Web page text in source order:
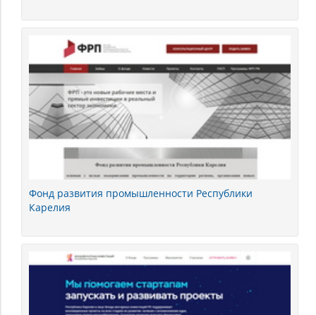
Фонд развития промышленности Республики
Карелия